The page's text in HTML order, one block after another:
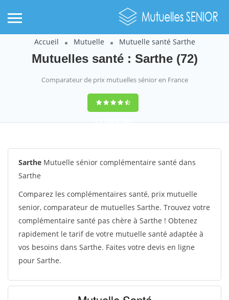
Accueil Mutuelle Mutuelle santé Sarthe
Mutuelles santé : Sarthe (72)
Comparateur de prix mutuelles sénior en France
9,2(100%)242
Sarthe Mutuelle sénior complémentaire santé dans
Sarthe
Comparez les complémentaires santé, prix mutuelle
senior, comparateur de mutuelles Sarthe. Trouvez votre
complémentaire santé pas chère à Sarthe ! Obtenez
rapidement le tarif de votre mutuelle santé adaptée à
vos besoins dans Sarthe. Faites votre devis en ligne
pour Sarthe.